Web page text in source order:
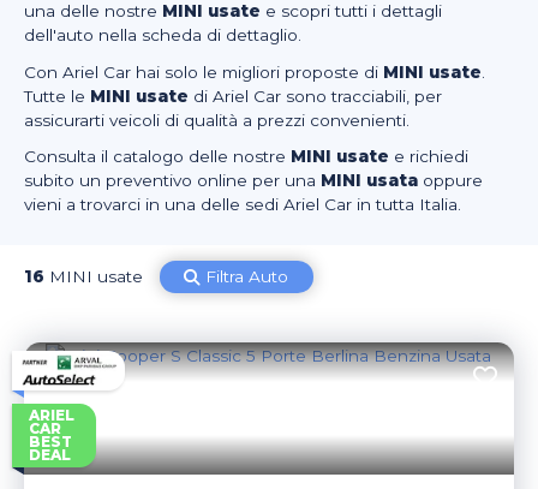
una delle nostre MINI usate e scopri tutti i dettagli
dell'auto nella scheda di dettaglio.
Con Ariel Car hai solo le migliori proposte di MINI usate
Tutte le MINI usate di Ariel Car sono tracciabili, per
assicurarti veicoli di qualità a prezzi convenienti.
Consulta il catalogo delle nostre MINI usate e richiedi
subito un preventivo online per una MINI usata oppure
vieni a trovarci in una delle sedi Ariel Car in tutta Italia.
16 MINI usate Filtra Auto
ARIEL
CAR
BEST
DEAL